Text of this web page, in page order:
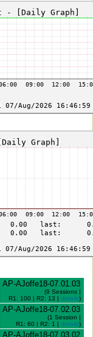
AP-AJoffe18-07.01.03
(9 Sessions |
R1: 100 | R2: 13 | details)
AP-AJoffe18-07.02.03
(1 Session |
R1: 60 | R2: 1 | details)
AP-AJoffe18-07.03.02